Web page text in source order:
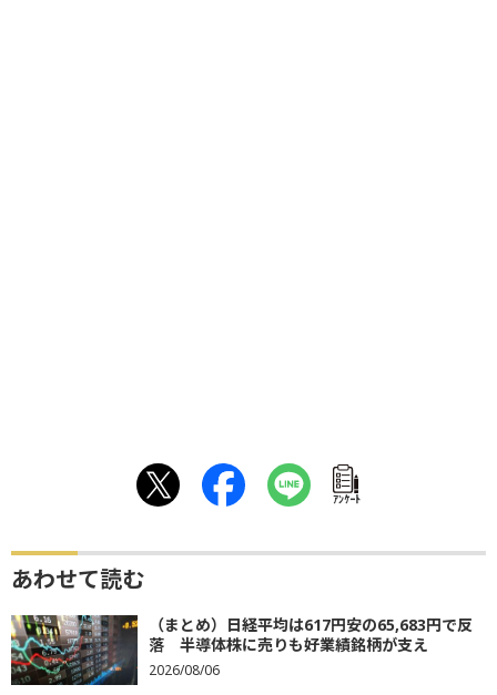
ｱﾝｹｰﾄ
あわせて読む
（まとめ）日経平均は617円安の65,683円で反
落 半導体株に売りも好業績銘柄が支え
2026/08/06